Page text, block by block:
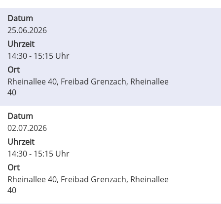
Datum
25.06.2026
Uhrzeit
14:30 - 15:15 Uhr
Ort
Rheinallee 40, Freibad Grenzach, Rheinallee
40
Datum
02.07.2026
Uhrzeit
14:30 - 15:15 Uhr
Ort
Rheinallee 40, Freibad Grenzach, Rheinallee
40